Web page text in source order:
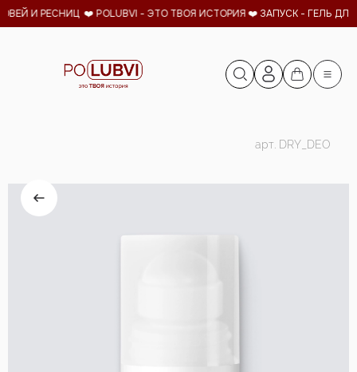
И РЕСНИЦ ❤️ POLUBVI - ЭТО ТВОЯ ИСТОРИЯ ❤️ЗАПУСК - ГЕЛЬ ДЛЯ
арт. DRY_DEO